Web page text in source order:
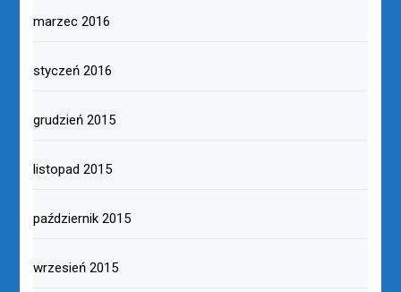
marzec 2016
styczeń 2016
grudzień 2015
listopad 2015
październik 2015
wrzesień 2015